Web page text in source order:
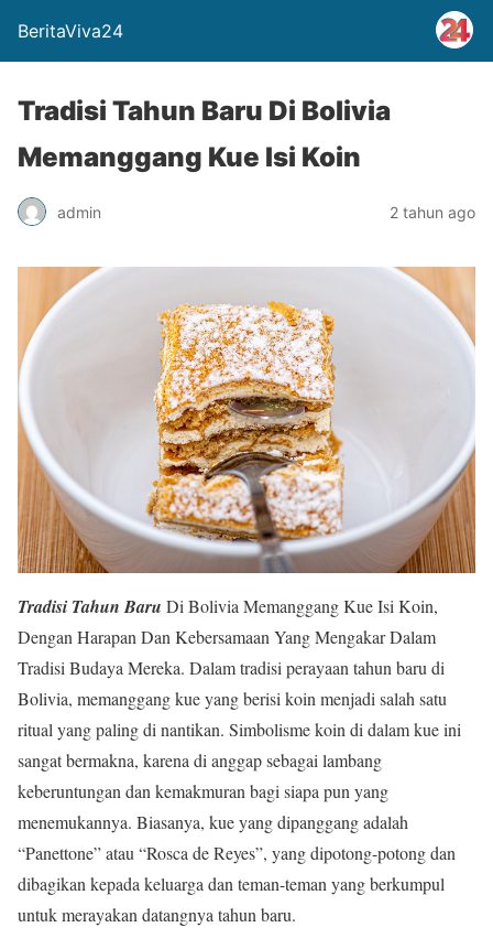
BeritaViva24
Tradisi Tahun Baru Di Bolivia
Memanggang Kue Isi Koin
admin 2 tahun ago
Tradisi Tahun Baru Di Bolivia Memanggang Kue Isi Koin,
Dengan Harapan Dan Kebersamaan Yang Mengakar Dalam
Tradisi Budaya Mereka. Dalam tradisi perayaan tahun baru di
Bolivia, memanggang kue yang berisi koin menjadi salah satu
ritual yang paling di nantikan. Simbolisme koin di dalam kue ini
sangat bermakna, karena di anggap sebagai lambang
keberuntungan dan kemakmuran bagi siapa pun yang
menemukannya. Biasanya, kue yang dipanggang adalah
“Panettone” atau “Rosca de Reyes”, yang dipotong-potong dan
dibagikan kepada keluarga dan teman-teman yang berkumpul
untuk merayakan datangnya tahun baru.